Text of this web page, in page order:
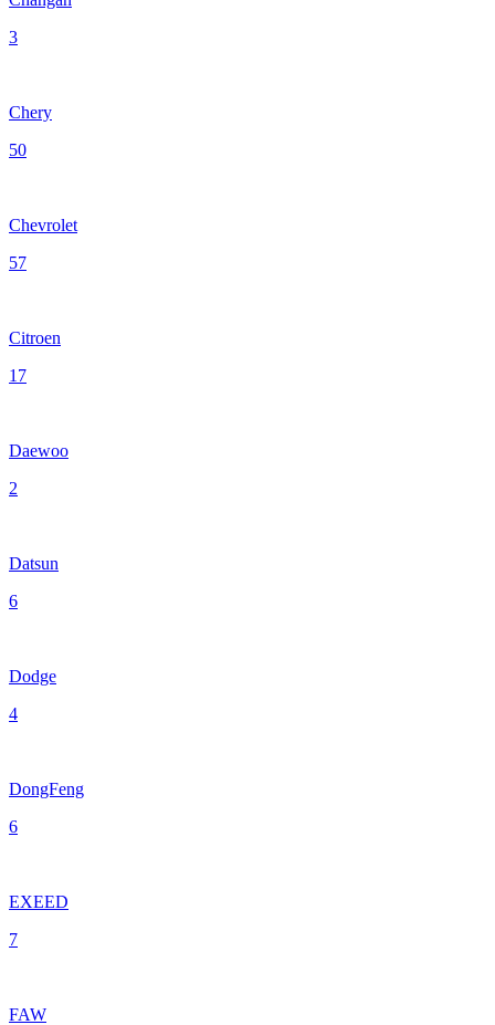
3
Chery
50
Chevrolet
57
Citroen
17
Daewoo
2
Datsun
6
Dodge
4
DongFeng
6
EXEED
7
FAW